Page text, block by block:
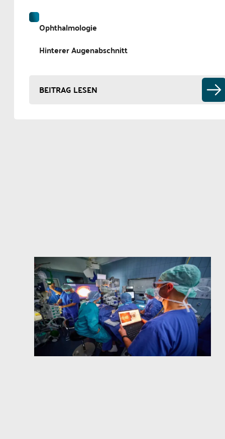
Ophthalmologie
Hinterer Augenabschnitt
BEITRAG LESEN